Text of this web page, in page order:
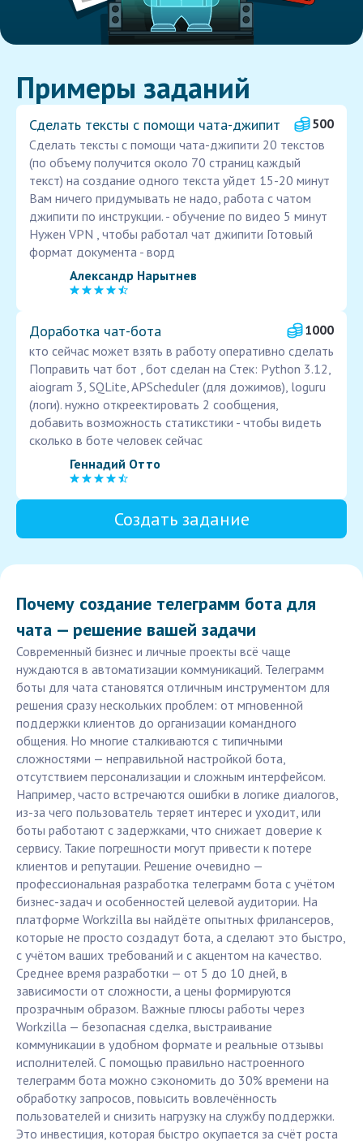
Примеры заданий
Сделать тексты с помощи чата-джипит
500
Сделать тексты с помощи чата-джипити 20 текстов
(по объему получится около 70 страниц каждый
текст) на создание одного текста уйдет 15-20 минут
Вам ничего придумывать не надо, работа с чатом
джипити по инструкции. - обучение по видео 5 минут
Нужен VPN , чтобы работал чат джипити Готовый
формат документа - ворд
Александр Нарытнев
Доработка чат-бота
1000
кто сейчас может взять в работу оперативно сделать
Поправить чат бот , бот сделан на Стек: Python 3.12,
aiogram 3, SQLite, APScheduler (для дожимов), loguru
(логи). нужно откреектировать 2 сообщения,
добавить возможность статикстики - чтобы видеть
сколько в боте человек сейчас
Геннадий Отто
Создать задание
Почему создание телеграмм бота для
чата — решение вашей задачи
Современный бизнес и личные проекты всё чаще
нуждаются в автоматизации коммуникаций. Телеграмм
боты для чата становятся отличным инструментом для
решения сразу нескольких проблем: от мгновенной
поддержки клиентов до организации командного
общения. Но многие сталкиваются с типичными
сложностями — неправильной настройкой бота,
отсутствием персонализации и сложным интерфейсом.
Например, часто встречаются ошибки в логике диалогов,
из-за чего пользователь теряет интерес и уходит, или
боты работают с задержками, что снижает доверие к
сервису. Такие погрешности могут привести к потере
клиентов и репутации. Решение очевидно —
профессиональная разработка телеграмм бота с учётом
бизнес-задач и особенностей целевой аудитории. На
платформе Workzilla вы найдёте опытных фрилансеров,
которые не просто создадут бота, а сделают это быстро,
с учётом ваших требований и с акцентом на качество.
Среднее время разработки — от 5 до 10 дней, в
зависимости от сложности, а цены формируются
прозрачным образом. Важные плюсы работы через
Workzilla — безопасная сделка, выстраивание
коммуникации в удобном формате и реальные отзывы
исполнителей. С помощью правильно настроенного
телеграмм бота можно сэкономить до 30% времени на
обработку запросов, повысить вовлечённость
пользователей и снизить нагрузку на службу поддержки.
Это инвестиция, которая быстро окупается за счёт роста